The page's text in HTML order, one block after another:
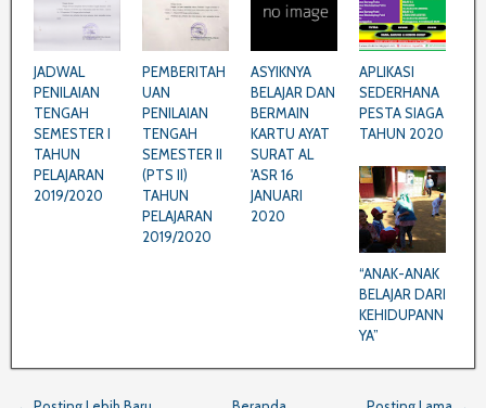
JADWAL
PENILAIAN
TENGAH
SEMESTER I
TAHUN
PELAJARAN
2019/2020
PEMBERITAH
UAN
PENILAIAN
TENGAH
SEMESTER II
(PTS II)
TAHUN
PELAJARAN
2019/2020
ASYIKNYA
BELAJAR DAN
BERMAIN
KARTU AYAT
SURAT AL
'ASR 16
JANUARI
2020
APLIKASI
SEDERHANA
PESTA SIAGA
TAHUN 2020
“ANAK-ANAK
BELAJAR DARI
KEHIDUPANN
YA”